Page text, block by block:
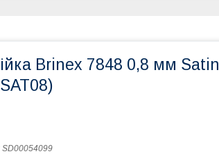
Brinex 7848 0,8 мм Satin
SD00054099